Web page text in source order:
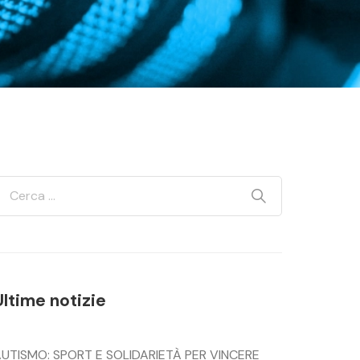
notizie
SPORT E SOLIDARIETÀ PER VINCERE